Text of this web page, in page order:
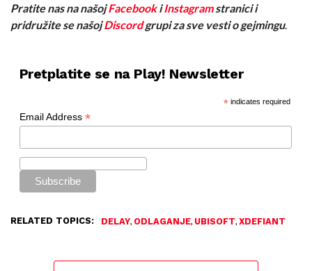
Pratite nas na našojFacebookiInstagramstranici i
pridružite se našojDiscordgrupi za sve vesti o gejmingu.
Pretplatite se na Play! Newsletter
*indicates required
Email Address *
RELATED TOPICS: DELAY, ODLAGANJE, UBISOFT, XDEFIANT